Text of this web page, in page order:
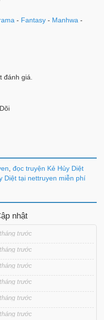
- Fantasy - Manhwa -
đánh giá.
đọc truyện Kẻ Hủy Diệt
Diệt tại nettruyen miễn phí
nhật
trước
trước
trước
trước
trước
trước